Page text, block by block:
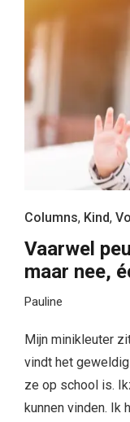
Columns, Kind,
Vaarwel
maar nee,
Pauline
Mijn minikleuter
vindt het
ze op school is.
kunnen vinden. Ik